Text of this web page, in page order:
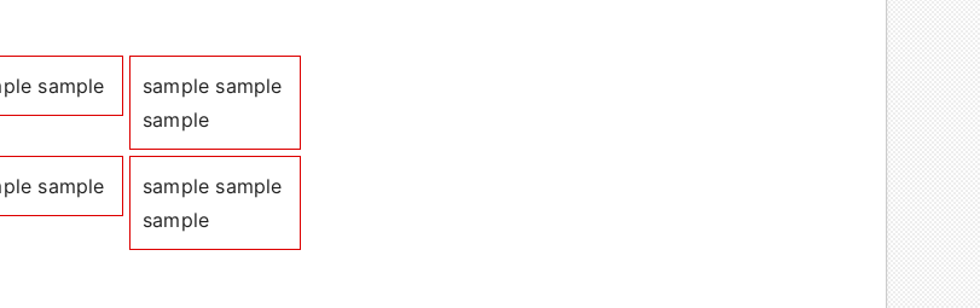
sample
sample sample
sample
sample
sample sample
sample